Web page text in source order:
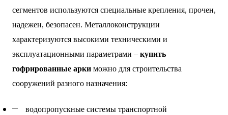
сегментов используются специальные крепления, прочен,
надежен, безопасен. Металлоконструкции
характеризуются высокими техническими и
эксплуатационными параметрами – купить
гофрированные арки можно для строительства
сооружений разного назначения:
водопропускные системы транспортной